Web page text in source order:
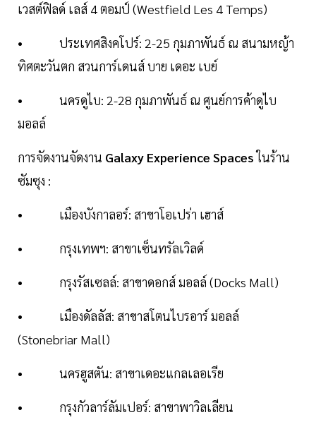
เวสต์ฟิลด์ เลส์ 4 ตอมป์ (Westfield Les 4 Temps)
• ประเทศสิงคโปร์: 2-25 กุมภาพันธ์ ณ สนามหญ้า
ทิศตะวันตก สวนการ์เดนส์ บาย เดอะ เบย์
• นครดูไบ: 2-28 กุมภาพันธ์ ณ ศูนย์การค้าดูไบ
มอลล์
การจัดงานจัดงาน Galaxy Experience Spacesในร้าน
ซัมซุง :
• เมืองบังกาลอร์: สาขาโอเปร่า เฮาส์
• กรุงเทพฯ: สาขาเซ็นทรัลเวิลด์
• กรุงรัสเซลล์: สาขาดอกส์ มอลล์ (Docks Mall)
• เมืองดัลลัส: สาขาสโตนไบรอาร์ มอลล์
(Stonebriar Mall)
• นครฮูสตัน: สาขาเดอะแกลเลอเรีย
• กรุงกัวลาร์ลัมเปอร์: สาขาพาวิลเลียน